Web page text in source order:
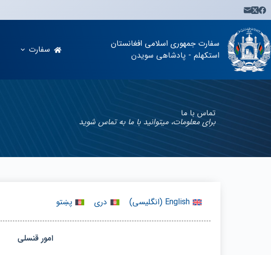
سفارت جمهوری اسلامی افغانستان
استکهلم - پادشاهی سویدن
سفارت
تماس با ما
برای معلومات، میتوانید با ما به تماس شوید
English
(انگلیسی) دری پښتو
امور قنسلی